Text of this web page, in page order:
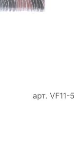
арт. VF11-5